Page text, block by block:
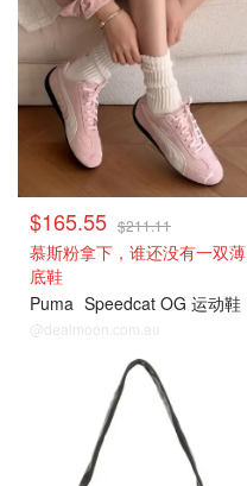
$165.55 $211.11
慕斯粉拿下，谁还没有一双薄
底鞋
Puma Speedcat OG 运动鞋
@dealmoon.com.au